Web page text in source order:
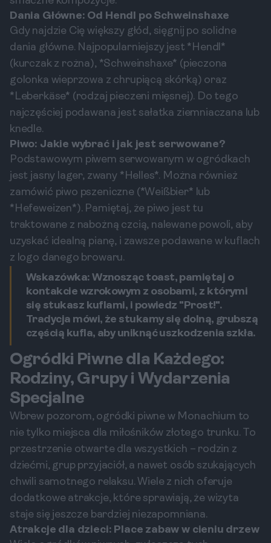
Dania Główne: Od Hendl po Schweinshaxe
Gdy najdzie Cię większy głód, sięgnij po solidne
dania główne. Najpopularniejszy jest *Hendl*
(kurczak z rożna), *Schweinshaxe* (pieczona
golonka wieprzowa z chrupiącą skórką) oraz
*Leberkäse* (rodzaj pieczeni mięsnej). Do tego
najczęściej podawana jest sałatka ziemniaczana lub
knedle.
Piwo: Jakie wybrać i jak jest serwowane?
Podstawowym piwem serwowanym w ogródkach
jest jasny lager, zwany *Helles*. Można również
zamówić piwo pszeniczne (*Weißbier* lub
*Hefeweizen*). Pamiętaj, że piwo jest tu
traktowane z nabożną czcią, nalewane powoli, aby
uzyskać idealną pianę, i zawsze podawane w kuflach
z logo danego browaru.
Wskazówka: Wznosząc toast, pamiętaj o
kontakcie wzrokowym z osobami, z którymi
się stukasz kuflami, i powiedz "Prost!".
Tradycja mówi, że stukamy się dolną, grubszą
częścią kufla, aby uniknąć uszkodzenia szkła.
Ogródki Piwne dla Każdego:
Rodziny, Grupy i Wydarzenia
Specjalne
Wbrew pozorom, ogródki piwne w Monachium to
nie tylko miejsca dla miłośników złotego trunku. To
przestrzenie otwarte dla wszystkich – rodzin z
dziećmi, grup przyjaciół, a nawet osób szukających
chwili samotnego relaksu. Wiele z nich oferuje
dodatkowe atrakcje, które sprawiają, że wizyta
staje się jeszcze bardziej niezapomniana.
Atrakcje dla dzieci: Place zabaw w cieniu drzew